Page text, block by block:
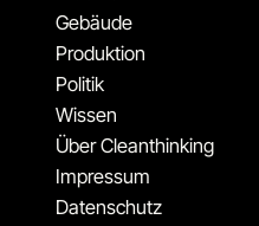
Gebäude
Produktion
Politik
Wissen
Über Cleanthinking
Impressum
Datenschutz